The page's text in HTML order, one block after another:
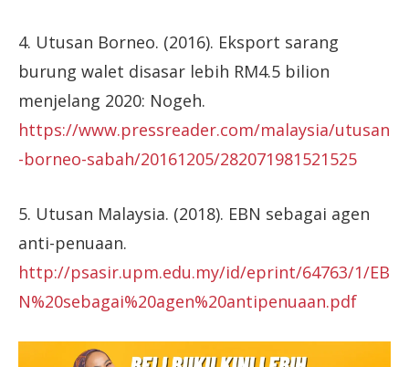
4. Utusan Borneo. (2016). Eksport sarang
burung walet disasar lebih RM4.5 bilion
menjelang 2020: Nogeh.
https://www.pressreader.com/malaysia/utusan
-borneo-sabah/20161205/282071981521525
5. Utusan Malaysia. (2018). EBN sebagai agen
anti-penuaan.
http://psasir.upm.edu.my/id/eprint/64763/1/EB
N%20sebagai%20agen%20antipenuaan.pdf